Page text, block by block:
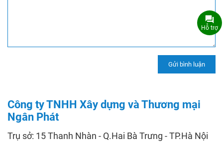
Công ty TNHH Xây dựng và Thương mại
Ngân Phát
Trụ sở: 15 Thanh Nhàn - Q.Hai Bà Trưng - TP.Hà Nội
Hỗ trợ